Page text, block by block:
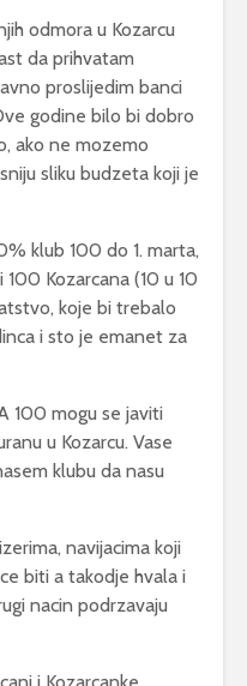
odmora u Kozarcu
da prihvatam
proslijedim banci
godine bilo bi dobro
ako ne mozemo
sliku budzeta koji je
klub 100 do 1. marta,
Kozarcana (10 u 10
koje bi trebalo
i sto je emanet za
100 mogu se javiti
u Kozarcu. Vase
klubu da nasu
navijacima koji
biti a takodje hvala i
nacin podrzavaju